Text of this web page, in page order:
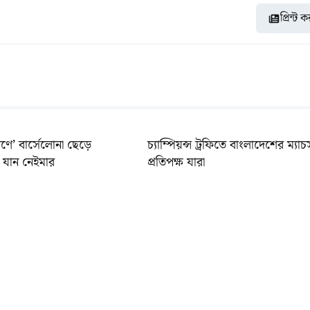
প্রিন্ট
বার্সেলোনা ছেড়ে
নেইমার
চ্যাম্পিয়ন্স ট্রফিতে বাংলাদেশের
প্রতিপক্ষ যারা